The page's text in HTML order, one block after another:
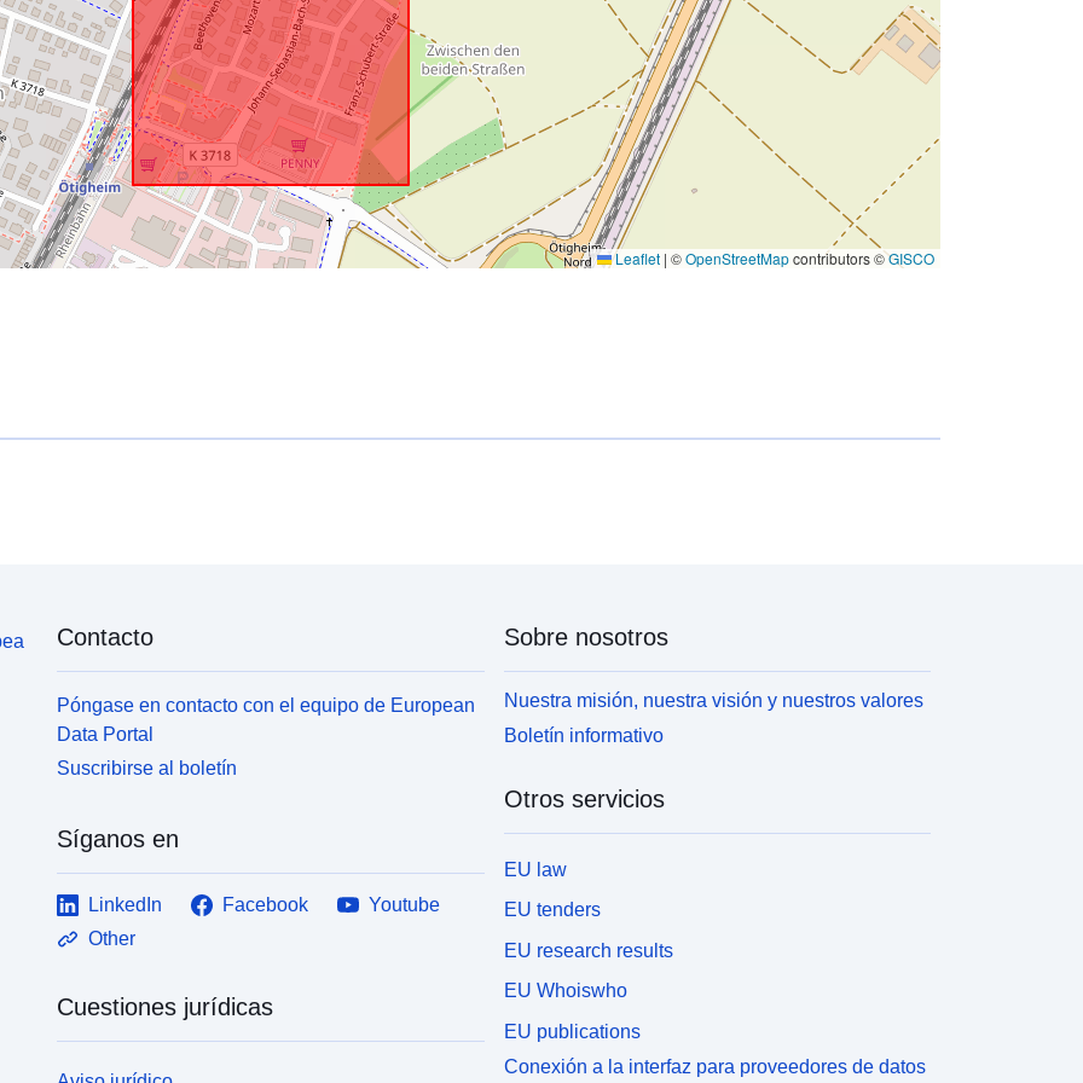
Leaflet | ©OpenStreetMapcontributors ©GISCO
Contacto
Póngase en contacto con el equipo de European
Data Portal
Suscribirse al boletín
Síganos en
LinkedIn Facebook
Youtube
Other
Cuestiones jurídicas
Sobre nosotros
Nuestra misión, nuestra visión y nuestros valores
Boletín informativo
Otros servicios
EU law
EU tenders
EU research results
EU Whoiswho
EU publications
Conexión a la interfaz para proveedores de datos